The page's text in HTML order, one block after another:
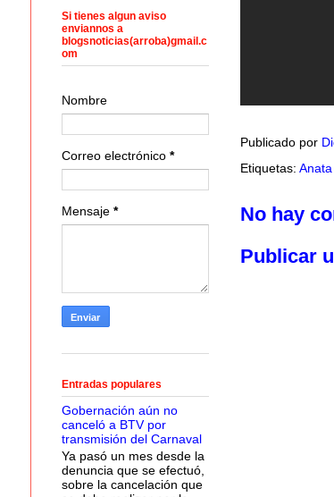
Publicado por
Etiquetas:
No hay
Publicar
Si tienes algun aviso
enviannos a
blogsnoticias(arroba)gmail.c
om
Nombre
Correo electrónico *
Mensaje *
Entradas populares
Gobernación aún no
canceló a BTV por
transmisión del Carnaval
Ya pasó un mes desde la
denuncia que se efectuó,
sobre la cancelación que